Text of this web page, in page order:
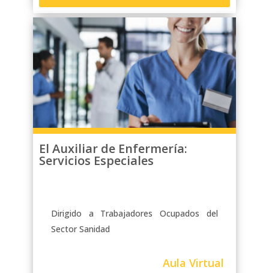
El Auxiliar de Enfermería:
Servicios Especiales
Dirigido a Trabajadores Ocupados del
Sector Sanidad
Aula Virtual